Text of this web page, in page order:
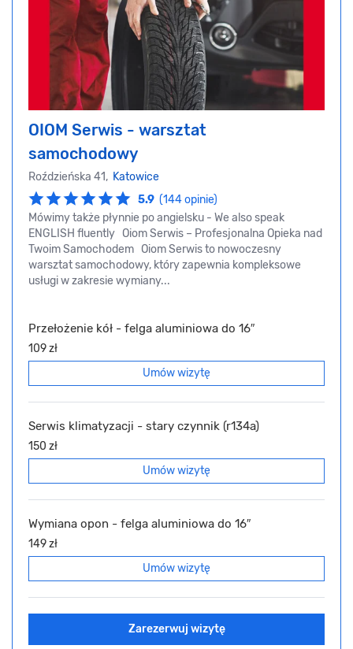
OIOM Serwis - warsztat
samochodowy
Roździeńska 41, Katowice
5.9 (144 opinie)
Mówimy także płynnie po angielsku - We also speak
ENGLISH fluently Oiom Serwis – Profesjonalna Opieka nad
Twoim Samochodem Oiom Serwis to nowoczesny
warsztat samochodowy, który zapewnia kompleksowe
usługi w zakresie wymiany...
Przełożenie kół - felga aluminiowa do 16″
109 zł
Umów wizytę
Serwis klimatyzacji - stary czynnik (r134a)
150 zł
Umów wizytę
Wymiana opon - felga aluminiowa do 16″
149 zł
Umów wizytę
Zarezerwuj wizytę